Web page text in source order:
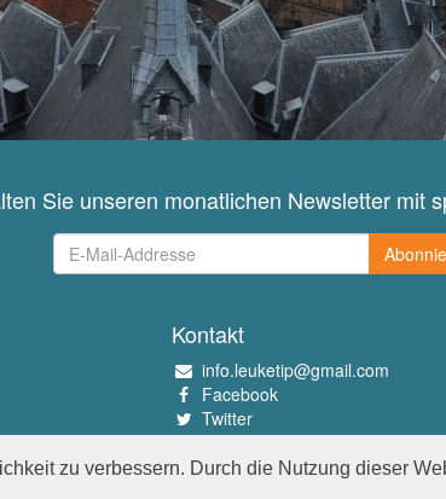
zu verbessern. Durch die Nutzung dieser
Sie unseren monatlichen Newsletter mit
Kontakt
info.leuketip@gmail.com
Facebook
Twitter
Instagram
Pinterest